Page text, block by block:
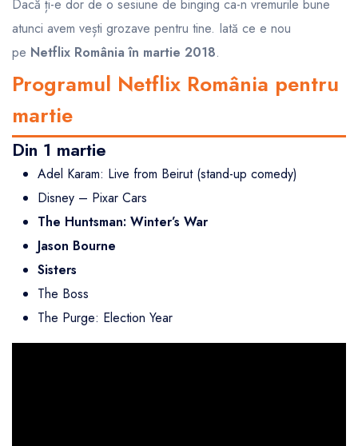
Dacă ți-e dor de o sesiune de binging ca-n vremurile bune
atunci avem vești grozave pentru tine. Iată ce e nou
pe Netflix România în martie 2018.
Programul Netflix România pentru
martie
Din 1 martie
Adel Karam: Live from Beirut (stand-up comedy)
Disney – Pixar Cars
The Huntsman: Winter’s War
Jason Bourne
Sisters
The Boss
The Purge: Election Year